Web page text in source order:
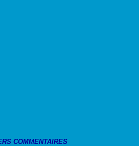
COMMENTAIRES